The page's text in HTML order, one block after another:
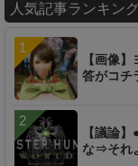
人気記事ランキン
【画像
答がコチ
【議論
な⇒それ